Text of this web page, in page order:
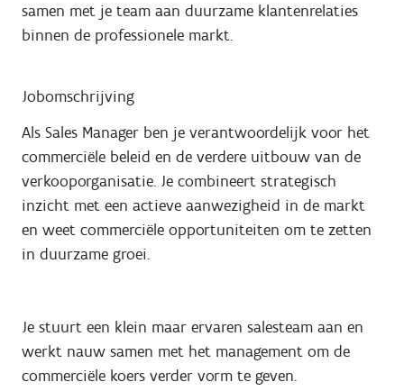
samen met je team aan duurzame klantenrelaties
binnen de professionele markt.
Jobomschrijving
Als Sales Manager ben je verantwoordelijk voor het
commerciële beleid en de verdere uitbouw van de
verkooporganisatie. Je combineert strategisch
inzicht met een actieve aanwezigheid in de markt
en weet commerciële opportuniteiten om te zetten
in duurzame groei.
Je stuurt een klein maar ervaren salesteam aan en
werkt nauw samen met het management om de
commerciële koers verder vorm te geven.